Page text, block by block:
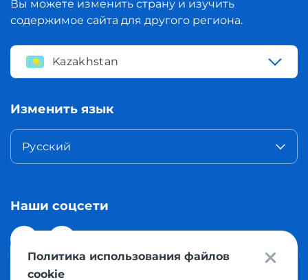
Вы можете изменить страну и изучить
содержимое сайта для другого региона.
Kazakhstan
Изменить язык
Русский
Наши соцсети
Политика использования файлов
cookie